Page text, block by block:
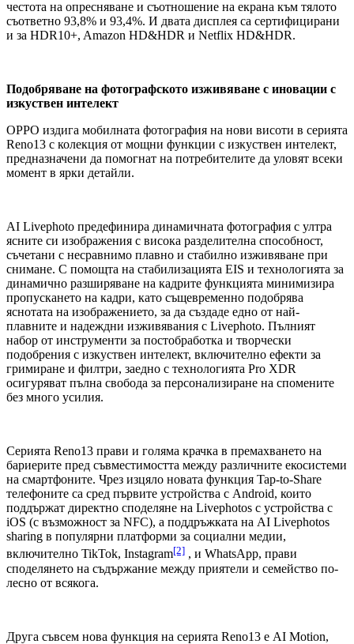
честота на опресняване и съотношение на екрана към тялото
съответно 93,8% и 93,4%. И двата дисплея са сертифицирани
и за HDR10+, Amazon HD&HDR и Netflix HD&HDR.
Подобряване на фотографското изживяване с иновации с
изкуствен интелект
OPPO издига мобилната фотография на нови висоти в серията
Reno13 с колекция от мощни функции с изкуствен интелект,
предназначени да помогнат на потребителите да уловят всеки
момент в ярки детайли.
AI Livephoto предефинира динамичната фотография с ултра
ясните си изображения с висока разделителна способност,
съчетани с несравнимо плавно и стабилно изживяване при
снимане. С помощта на стабилизацията EIS и технологията за
динамично разширяване на кадрите функцията минимизира
пропускането на кадри, като същевременно подобрява
яснотата на изображението, за да създаде едно от най-
плавните и надеждни изживявания с Livephoto. Пълният
набор от инструменти за постобработка и творчески
подобрения с изкуствен интелект, включително ефекти за
гримиране и филтри, заедно с технологията Pro XDR
осигуряват пълна свобода за персонализиране на спомените
без много усилия.
Серията Reno13 прави и голяма крачка в премахването на
бариерите пред съвместимостта между различните екосистеми
на смартфоните. Чрез изцяло новата функция Tap-to-Share
телефоните са сред първите устройства с Android, които
поддържат директно споделяне на Livephotos с устройства с
iOS (с възможност за NFC), а поддръжката на AI Livephotos
sharing в популярни платформи за социални медии,
включително TikTok, Instagram[2] , и WhatsApp, прави
споделянето на съдържание между приятели и семейство по-
лесно от всякога.
Друга съвсем нова функция на серията Reno13 е AI Motion,